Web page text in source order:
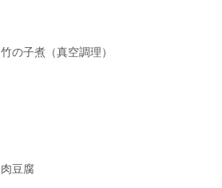
竹の子煮（真空調理）
肉豆腐